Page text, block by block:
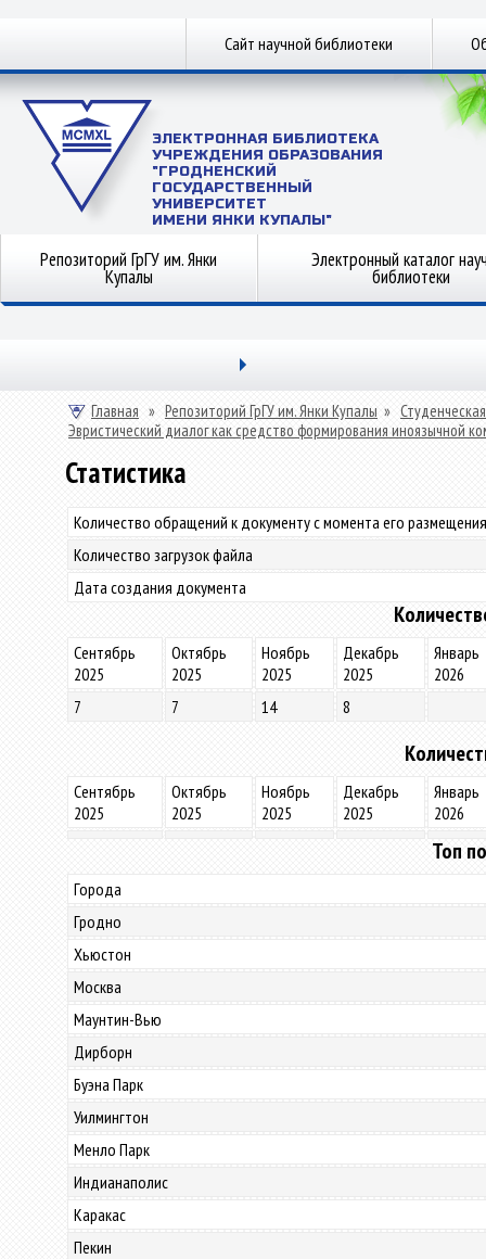
Сайт научной библиотеки
ЭЛЕКТРОННАЯ БИБЛИОТЕКА
УЧРЕЖДЕНИЯ ОБРАЗОВАНИЯ
"ГРОДНЕНСКИЙ
ГОСУДАРСТВЕННЫЙ
УНИВЕРСИТЕТ
ИМЕНИ ЯНКИ КУПАЛЫ"
Репозиторий ГрГУ им. Янки
Купалы
Электронный каталог
библиотеки
Главная » Репозиторий ГрГУ им. Янки Купалы »
Эвристический диалог как средство формирования иноязычной
Статистика
Количество обращений к документу с момента его
Количество загрузок файла
Дата создания документа
Сентябрь
2025
Октябрь
2025
Ноябрь
2025
Декабрь
2025
Январь
2026
7
7 14 8
Сентябрь
2025
Октябрь
2025
Ноябрь
2025
Декабрь
2025
Январь
2026
Топ
Города
Гродно
Хьюстон
Москва
Маунтин-Вью
Дирборн
Буэна Парк
Уилмингтон
Менло Парк
Индианаполис
Каракас
Пекин